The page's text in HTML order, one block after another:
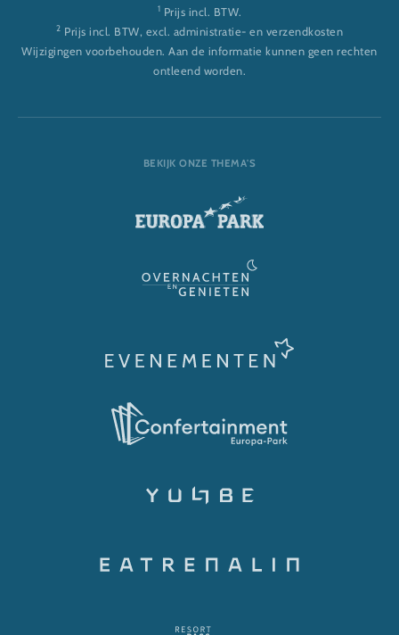
1 Prijs incl. BTW.
2 Prijs incl. BTW, excl. administratie- en verzendkosten
Wijzigingen voorbehouden. Aan de informatie kunnen geen rechten
ontleend worden.
BEKIJK ONZE THEMA'S